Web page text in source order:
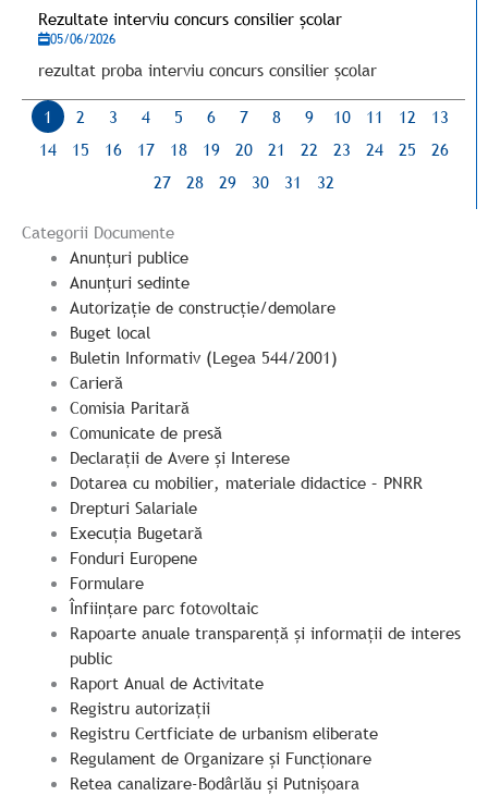
Rezultate interviu concurs consilier școlar
05/06/2026
rezultat proba interviu concurs consilier școlar
1 2 3 4 5 6 7 8 9 10 11 12
13
14
15 16 17 18 19 20 21 22 23 24 25
26
27
28 29 30 31 32
Categorii Documente
Anunțuri publice
Anunțuri sedinte
Autorizație de construcție/demolare
Buget local
Buletin Informativ (Legea 544/2001)
Carieră
Comisia Paritară
Comunicate de presă
Declarații de Avere și Interese
Dotarea cu mobilier, materiale didactice – PNRR
Drepturi Salariale
Execuția Bugetară
Fonduri Europene
Formulare
Înființare parc fotovoltaic
Rapoarte anuale transparență și informații de interes
public
Raport Anual de Activitate
Registru autorizații
Registru Certficiate de urbanism eliberate
Regulament de Organizare și Funcționare
Retea canalizare-Bodârlău și Putnișoara